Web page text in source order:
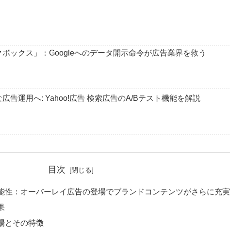
ボックス」：Googleへのデータ開示命令が広告業界を救う
告運用へ: Yahoo!広告 検索広告のA/Bテスト機能を解説
目次
性：オーバーレイ広告の登場でブランドコンテンツがさらに充実
とその特徴